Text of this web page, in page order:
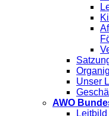
Unser
AWO
Leitbild